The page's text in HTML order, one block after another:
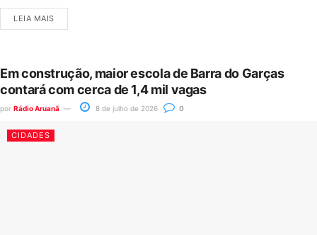
LEIA MAIS
Em construção, maior escola de Barra do Garças
contará com cerca de 1,4 mil vagas
por Rádio Aruanã 8 de julho de 2026 0
CIDADES